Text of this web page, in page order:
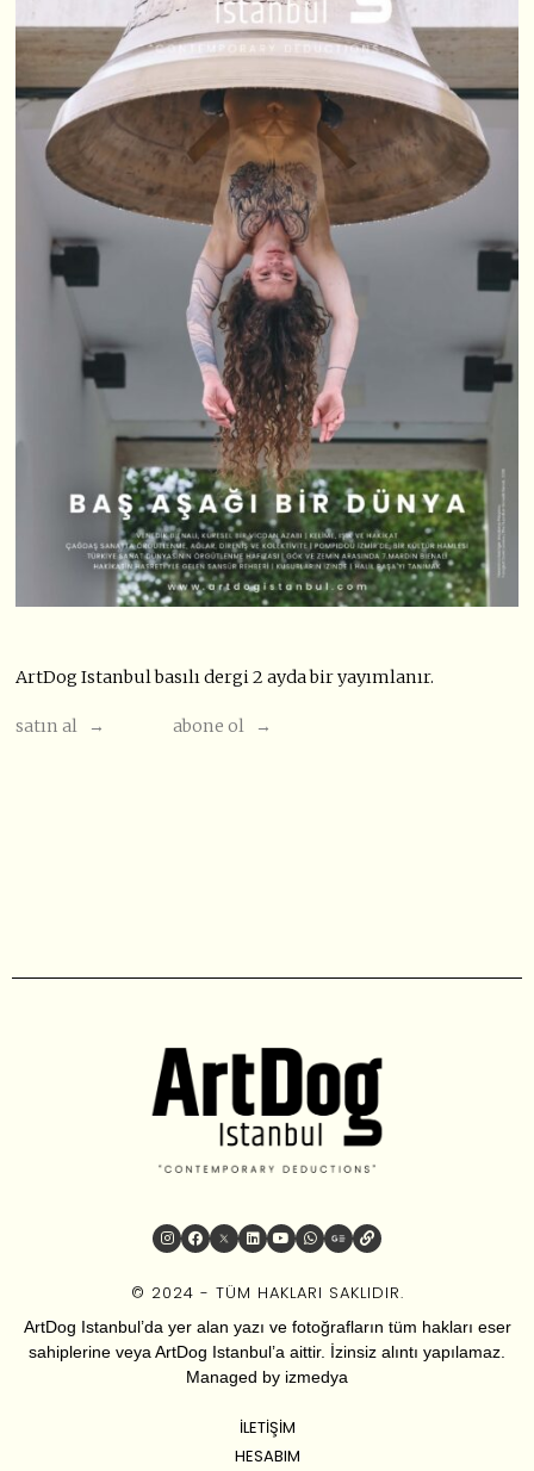
ArtDog Istanbul basılı dergi 2 ayda bir yayımlanır.
satın al → abone ol →
© 2024 - TÜM HAKLARI SAKLIDIR.
ArtDog Istanbul’da yer alan yazı ve fotoğrafların tüm hakları eser
sahiplerine veya ArtDog Istanbul’a aittir. İzinsiz alıntı yapılamaz.
Managed by izmedya
İLETIŞIM
HESABIM